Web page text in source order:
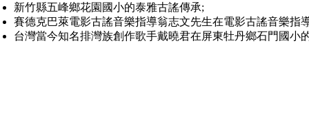
新竹縣五峰鄉花園國小的泰雅古謠傳承;
賽德克巴萊電影古謠音樂指導翁志文先生在電影古謠音樂
台灣當今知名排灣族創作歌手戴曉君在屏東牡丹鄉石門國小